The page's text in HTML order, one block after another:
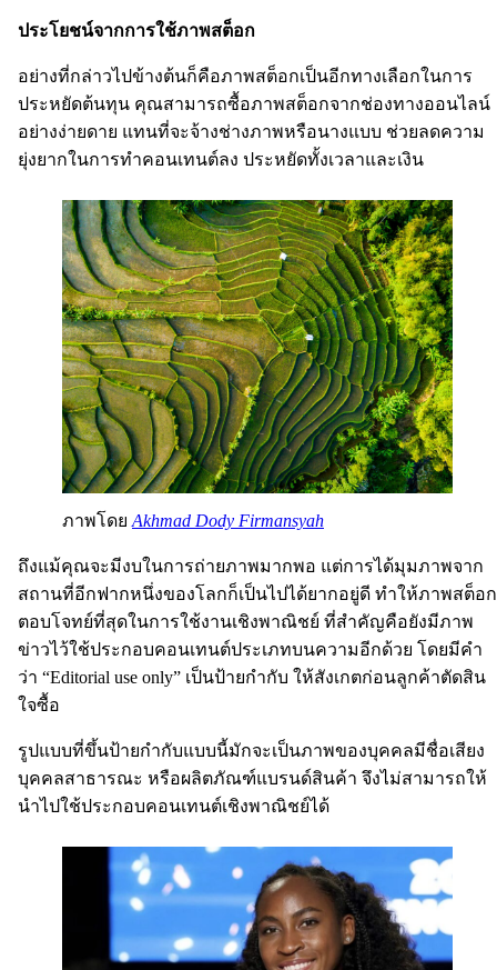
ประโยชน์จากการใช้ภาพสต็อก
อย่างที่กล่าวไปข้างต้นก็คือภาพสต็อกเป็นอีกทางเลือกในการ
ประหยัดต้นทุน คุณสามารถซื้อภาพสต็อกจากช่องทางออนไลน์
อย่างง่ายดาย แทนที่จะจ้างช่างภาพหรือนางแบบ ช่วยลดความ
ยุ่งยากในการทำคอนเทนต์ลง ประหยัดทั้งเวลาและเงิน
ภาพโดย Akhmad Dody Firmansyah
ถึงแม้คุณจะมีงบในการถ่ายภาพมากพอ แต่การได้มุมภาพจาก
สถานที่อีกฟากหนึ่งของโลกก็เป็นไปได้ยากอยู่ดี ทำให้ภาพสต็อก
ตอบโจทย์ที่สุดในการใช้งานเชิงพาณิชย์ ที่สำคัญคือยังมีภาพ
ข่าวไว้ใช้ประกอบคอนเทนต์ประเภทบนความอีกด้วย โดยมีคำ
ว่า “Editorial use only” เป็นป้ายกำกับ ให้สังเกตก่อนลูกค้าตัดสิน
ใจซื้อ
รูปแบบที่ขึ้นป้ายกำกับแบบนี้มักจะเป็นภาพของบุคคลมีชื่อเสียง
บุคคลสาธารณะ หรือผลิตภัณฑ์แบรนด์สินค้า จึงไม่สามารถให้
นำไปใช้ประกอบคอนเทนต์เชิงพาณิชย์ได้